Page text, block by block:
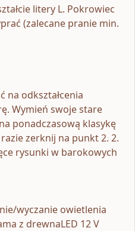
litery L. Pokrowiec
(zalecane pranie min.
na odkształcenia
Wymień swoje stare
ponadczasową klasykę
zerknij na punkt 2. 2.
rysunki w barokowych
wyczanie owietlenia
z drewnaLED 12 V